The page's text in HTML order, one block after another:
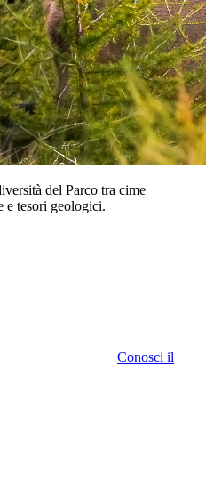
del Parco tra cime
e tesori geologici.
Conosci il